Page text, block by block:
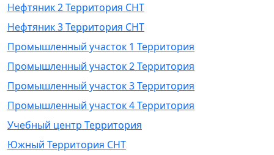
Нефтяник 2 Территория СНТ
Нефтяник 3 Территория СНТ
Промышленный участок 1 Территория
Промышленный участок 2 Территория
Промышленный участок 3 Территория
Промышленный участок 4 Территория
Учебный центр Территория
Южный Территория СНТ